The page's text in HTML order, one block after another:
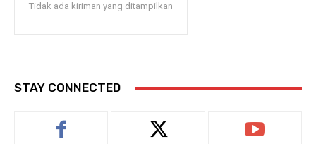
Tidak ada kiriman yang ditampilkan
STAY CONNECTED